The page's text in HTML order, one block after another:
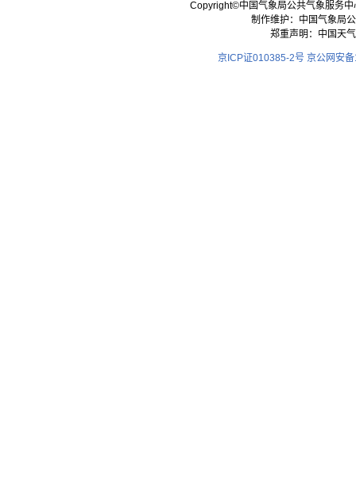
Copyright©中国气象局公共气象服务
制作维护：中国气象局
郑重声明：中国天
京ICP证010385-2号 京公网安